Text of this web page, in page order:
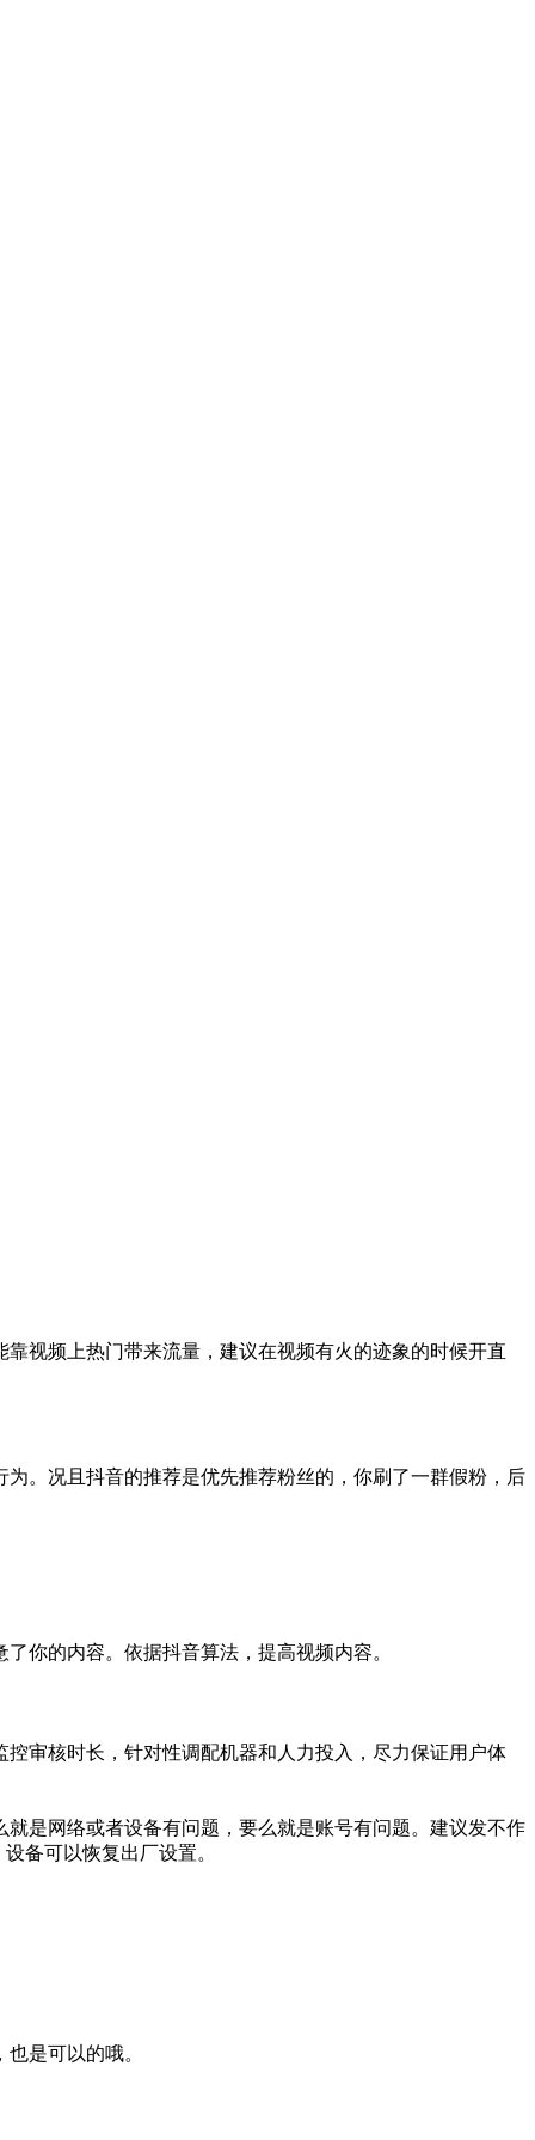
视频上热门带来流量，建议在视频有火的迹象的时候开直
。况且抖音的推荐是优先推荐粉丝的，你刷了一群假粉，后
惫了你的内容。依据抖音算法，提高视频内容。
审核时长，针对性调配机器和人力投入，尽力保证用户体
是网络或者设备有问题，要么就是账号有问题。建议发不作
，设备可以恢复出厂设置。
是可以的哦。